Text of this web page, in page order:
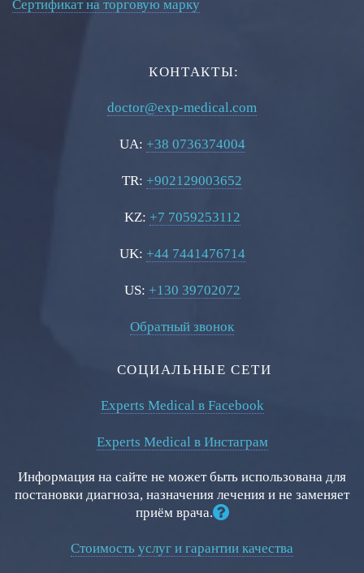
Сертификат на торговую марку
КОНТАКТЫ:
doctor@exp-medical.com
UA: +38 0736374004
TR: +902129003652
KZ: +7 7059253112
UK: +44 7441476714
US: +130 39702072
Обратный звонок
СОЦИАЛЬНЫЕ СЕТИ
Experts Medical в Facebook
Experts Medical в Инстаграм
Информация на сайте не может быть использована для
постановки диагноза, назначения лечения и не заменяет
приём врача.
Стоимость услуг и гарантии качества